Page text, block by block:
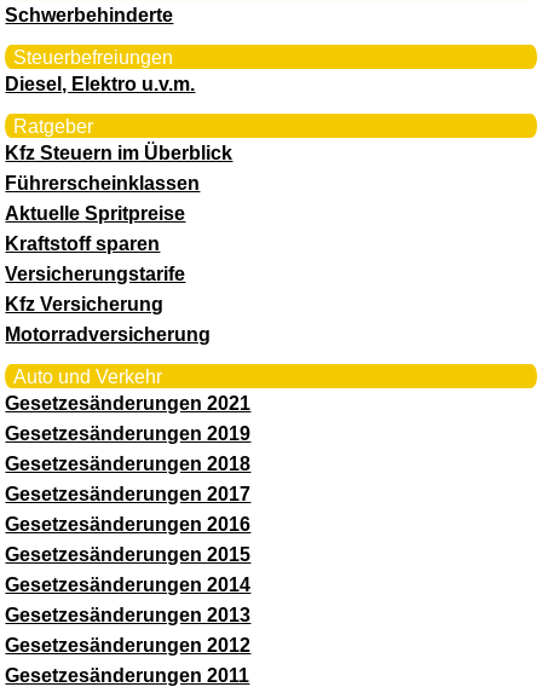
Schwerbehinderte
Steuerbefreiungen
Diesel, Elektro u.v.m.
Ratgeber
Kfz Steuern im Überblick
Führerscheinklassen
Aktuelle Spritpreise
Kraftstoff sparen
Versicherungstarife
Kfz Versicherung
Motorradversicherung
Auto und Verkehr
Gesetzesänderungen 2021
Gesetzesänderungen 2019
Gesetzesänderungen 2018
Gesetzesänderungen 2017
Gesetzesänderungen 2016
Gesetzesänderungen 2015
Gesetzesänderungen 2014
Gesetzesänderungen 2013
Gesetzesänderungen 2012
Gesetzesänderungen 2011